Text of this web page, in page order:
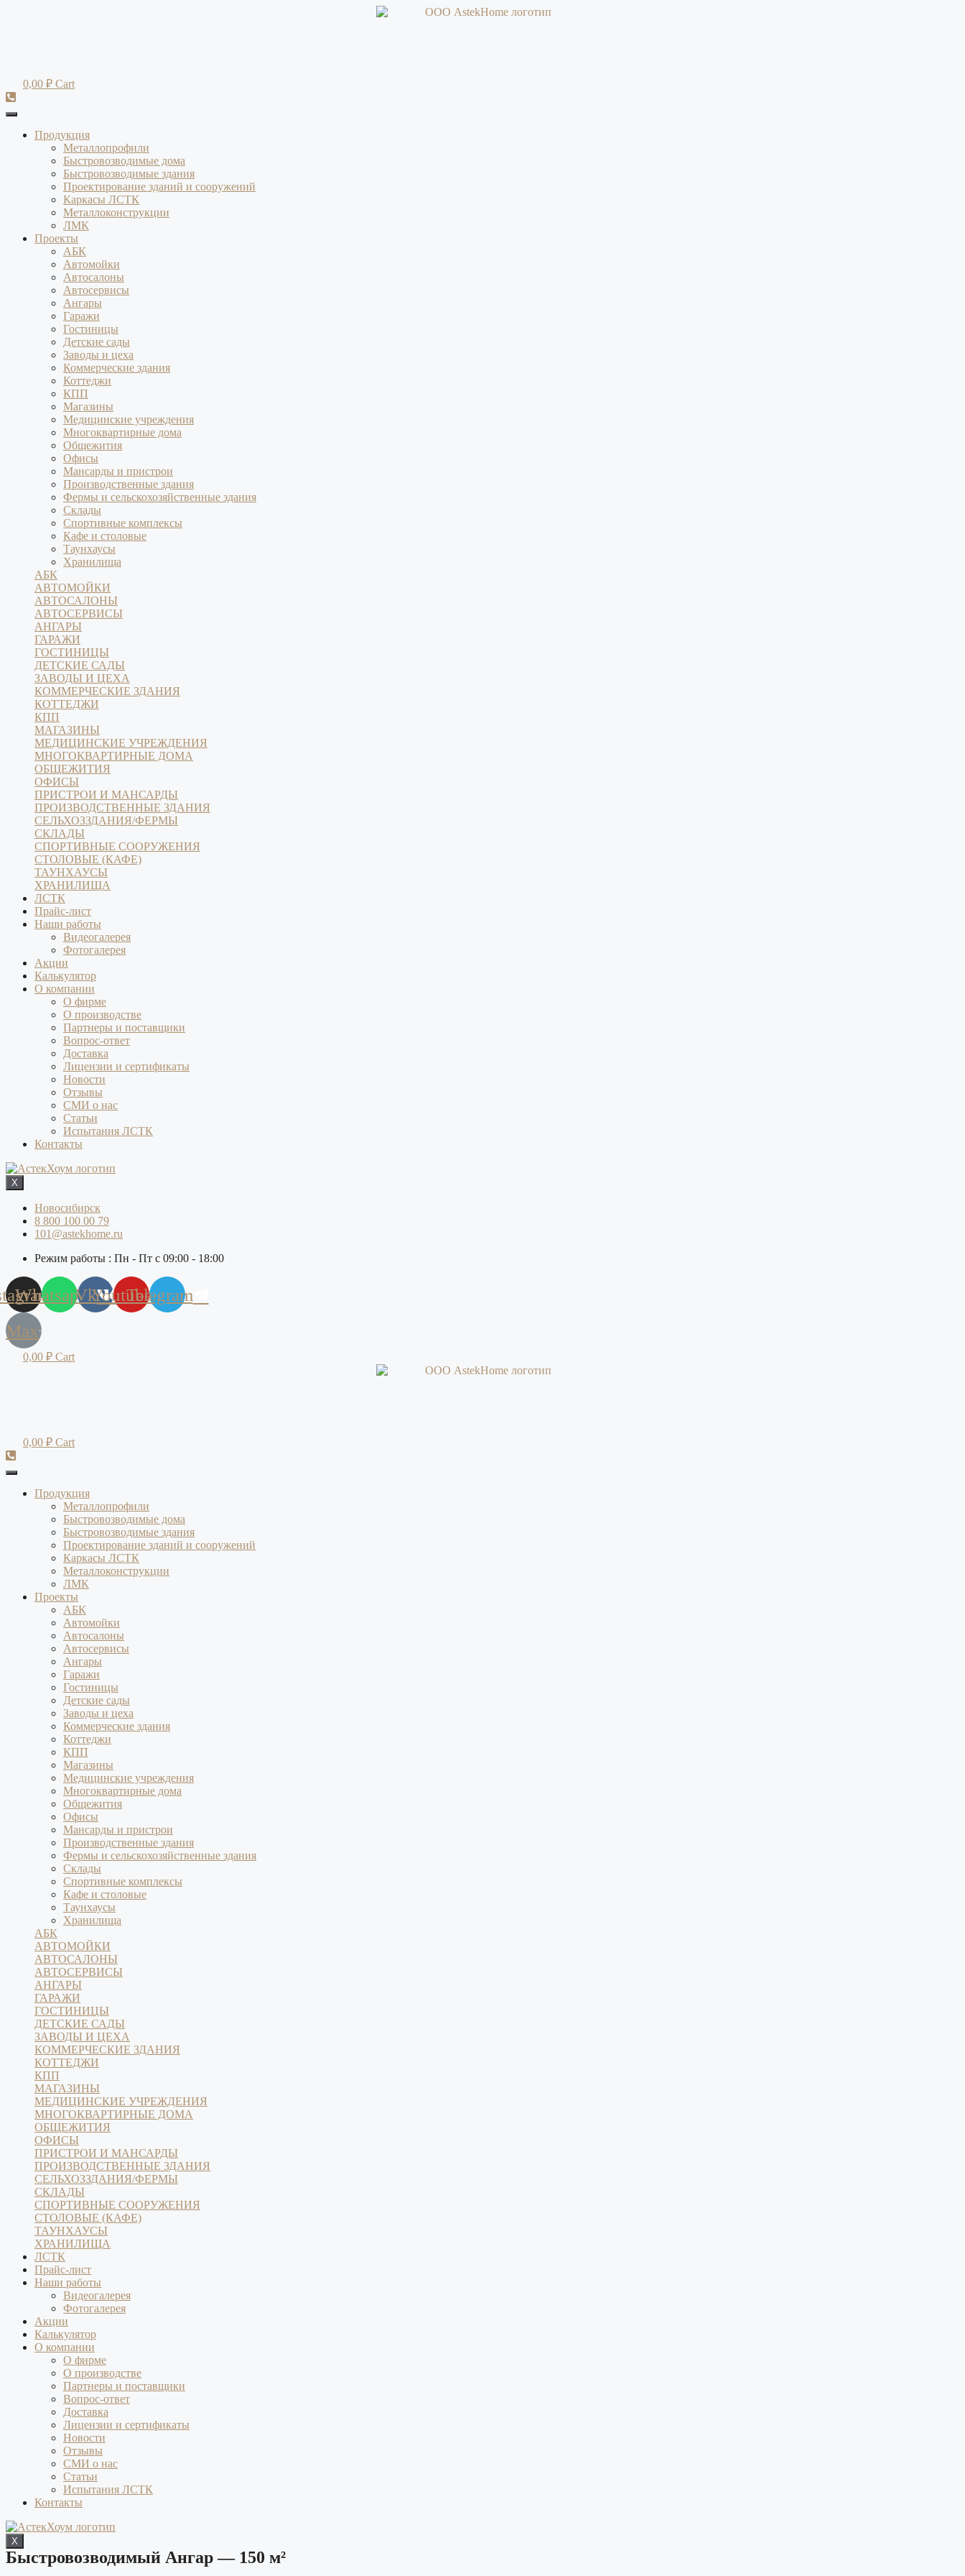
0,00 ₽ Cart
Продукция
Металлопрофили
Быстровозводимые дома
Быстровозводимые здания
Проектирование зданий и сооружений
Каркасы ЛСТК
Металлоконструкции
ЛМК
Проекты
АБК
Автомойки
Автосалоны
Автосервисы
Ангары
Гаражи
Гостиницы
Детские сады
Заводы и цеха
Коммерческие здания
Коттеджи
КПП
Магазины
Медицинские учреждения
Многоквартирные дома
Общежития
Офисы
Мансарды и пристрои
Производственные здания
Фермы и сельскохозяйственные здания
Склады
Спортивные комплексы
Кафе и столовые
Таунхаусы
Хранилища
АБК
АВТОМОЙКИ
АВТОСАЛОНЫ
АВТОСЕРВИСЫ
АНГАРЫ
ГАРАЖИ
ГОСТИНИЦЫ
ДЕТСКИЕ САДЫ
ЗАВОДЫ И ЦЕХА
КОММЕРЧЕСКИЕ ЗДАНИЯ
КОТТЕДЖИ
КПП
МАГАЗИНЫ
МЕДИЦИНСКИЕ УЧРЕЖДЕНИЯ
МНОГОКВАРТИРНЫЕ ДОМА
ОБЩЕЖИТИЯ
ОФИСЫ
ПРИСТРОИ И МАНСАРДЫ
ПРОИЗВОДСТВЕННЫЕ ЗДАНИЯ
СЕЛЬХОЗЗДАНИЯ/ФЕРМЫ
СКЛАДЫ
СПОРТИВНЫЕ СООРУЖЕНИЯ
СТОЛОВЫЕ (КАФЕ)
ТАУНХАУСЫ
ХРАНИЛИЩА
ЛСТК
Прайс-лист
Наши работы
Видеогалерея
Фотогалерея
Акции
Калькулятор
О компании
О фирме
О производстве
Партнеры и поставщики
Вопрос-ответ
Доставка
Лицензии и сертификаты
Новости
Отзывы
СМИ о нас
Статьи
Испытания ЛСТК
Контакты
X
Новосибирск
8 800 100 00 79
101@astekhome.ru
Режим работы : Пн - Пт с 09:00 - 18:00
Whatsapp
VkYoutubeTelegram
Max
0,00 ₽ Cart
0,00 ₽ Cart
Продукция
Металлопрофили
Быстровозводимые дома
Быстровозводимые здания
Проектирование зданий и сооружений
Каркасы ЛСТК
Металлоконструкции
ЛМК
Проекты
АБК
Автомойки
Автосалоны
Автосервисы
Ангары
Гаражи
Гостиницы
Детские сады
Заводы и цеха
Коммерческие здания
Коттеджи
КПП
Магазины
Медицинские учреждения
Многоквартирные дома
Общежития
Офисы
Мансарды и пристрои
Производственные здания
Фермы и сельскохозяйственные здания
Склады
Спортивные комплексы
Кафе и столовые
Таунхаусы
Хранилища
АБК
АВТОМОЙКИ
АВТОСАЛОНЫ
АВТОСЕРВИСЫ
АНГАРЫ
ГАРАЖИ
ГОСТИНИЦЫ
ДЕТСКИЕ САДЫ
ЗАВОДЫ И ЦЕХА
КОММЕРЧЕСКИЕ ЗДАНИЯ
КОТТЕДЖИ
КПП
МАГАЗИНЫ
МЕДИЦИНСКИЕ УЧРЕЖДЕНИЯ
МНОГОКВАРТИРНЫЕ ДОМА
ОБЩЕЖИТИЯ
ОФИСЫ
ПРИСТРОИ И МАНСАРДЫ
ПРОИЗВОДСТВЕННЫЕ ЗДАНИЯ
СЕЛЬХОЗЗДАНИЯ/ФЕРМЫ
СКЛАДЫ
СПОРТИВНЫЕ СООРУЖЕНИЯ
СТОЛОВЫЕ (КАФЕ)
ТАУНХАУСЫ
ХРАНИЛИЩА
ЛСТК
Прайс-лист
Наши работы
Видеогалерея
Фотогалерея
Акции
Калькулятор
О компании
О фирме
О производстве
Партнеры и поставщики
Вопрос-ответ
Доставка
Лицензии и сертификаты
Новости
Отзывы
СМИ о нас
Статьи
Испытания ЛСТК
Контакты
X
Быстровозводимый Ангар — 150 м²